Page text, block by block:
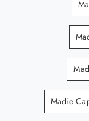
Madie